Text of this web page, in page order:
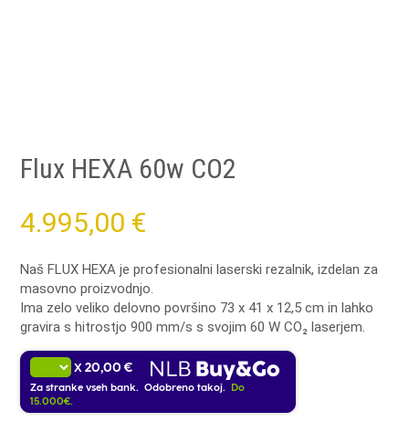
Flux HEXA 60w CO2
4.995,00 €
Naš FLUX HEXA je profesionalni laserski rezalnik, izdelan za
masovno proizvodnjo.
Ima zelo veliko delovno površino 73 x 41 x 12,5 cm in lahko
gravira s hitrostjo 900 mm/s s svojim 60 W CO₂ laserjem.
X 20,00 €
Za stranke vseh bank. Odobreno takoj.
Do
15.000€.